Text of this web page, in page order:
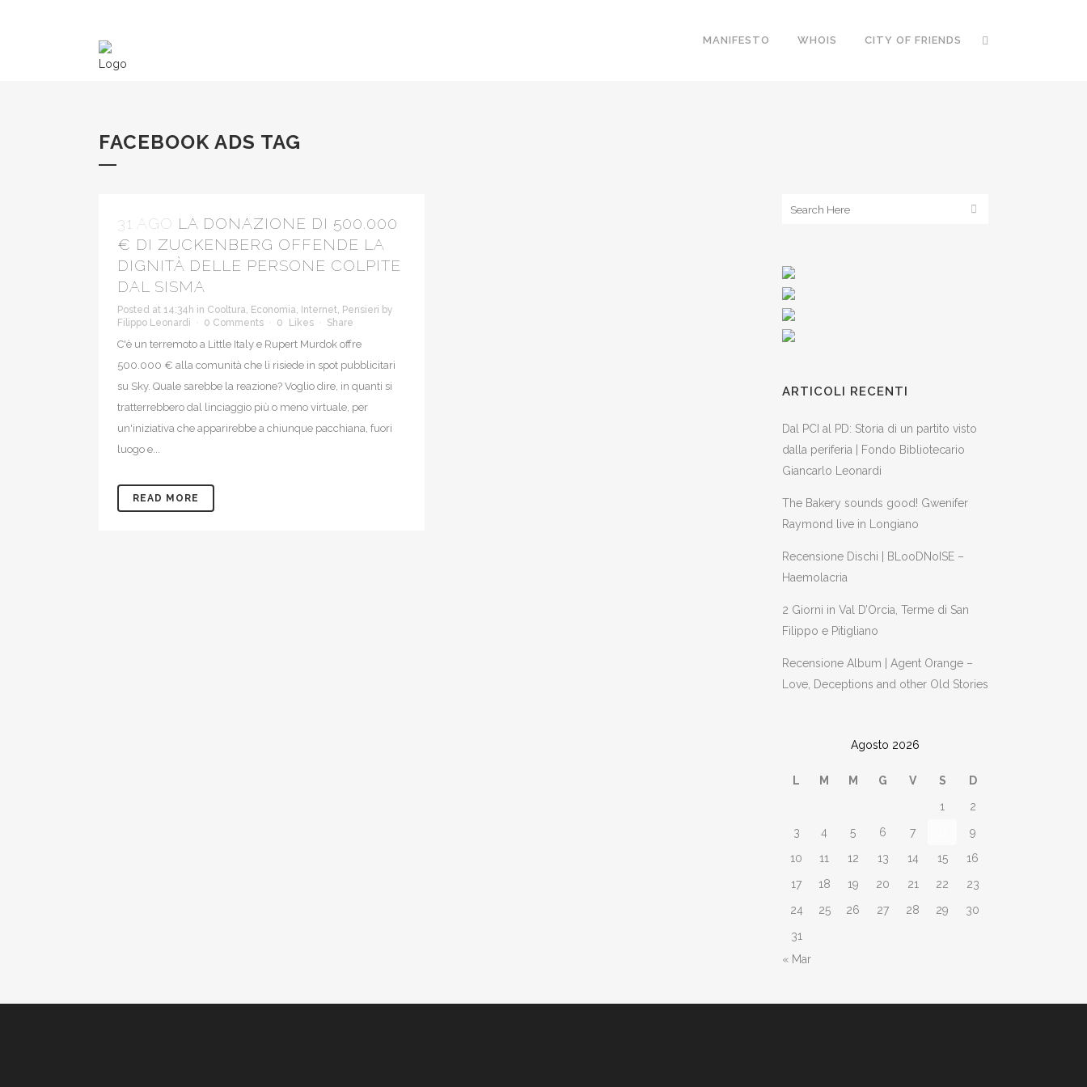
MANIFESTO WHOIS CITY OF FRIENDS
FACEBOOK ADS TAG
31 AGO LA DONAZIONE DI 500.000
€ DI ZUCKENBERG OFFENDE LA
DIGNITÀ DELLE PERSONE COLPITE
DAL SISMA
Posted at 14:34h in Cooltura, Economia, Internet, Pensieri by
Filippo Leonardi
0 Comments 0 Likes Share
C'è un terremoto a Little Italy e Rupert Murdok offre
500.000 € alla comunità che lì risiede in spot pubblicitari
su Sky. Quale sarebbe la reazione? Voglio dire, in quanti si
tratterrebbero dal linciaggio più o meno virtuale, per
un'iniziativa che apparirebbe a chiunque pacchiana, fuori
luogo e...
READ MORE
ARTICOLI RECENTI
Dal PCI al PD: Storia di un partito visto
dalla periferia | Fondo Bibliotecario
Giancarlo Leonardi
The Bakery sounds good! Gwenifer
Raymond live in Longiano
Recensione Dischi | BLooDNoISE –
Haemolacria
2 Giorni in Val D’Orcia, Terme di San
Filippo e Pitigliano
Recensione Album | Agent Orange –
Love, Deceptions and other Old Stories
Agosto 2026
L M M G V S
D
1
2
3
4 5 6 7
9
10
11 12 13 14 15
16
17
18 19 20 21 22
23
24
25 26 27 28 29
30
31
« Mar